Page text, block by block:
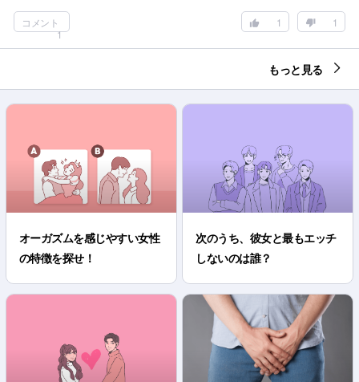
コメント
1
1
1
もっと見る
オーガズムを感じやすい女性
の特徴を探せ！
次のうち、彼女と最もエッチ
しないのは誰？